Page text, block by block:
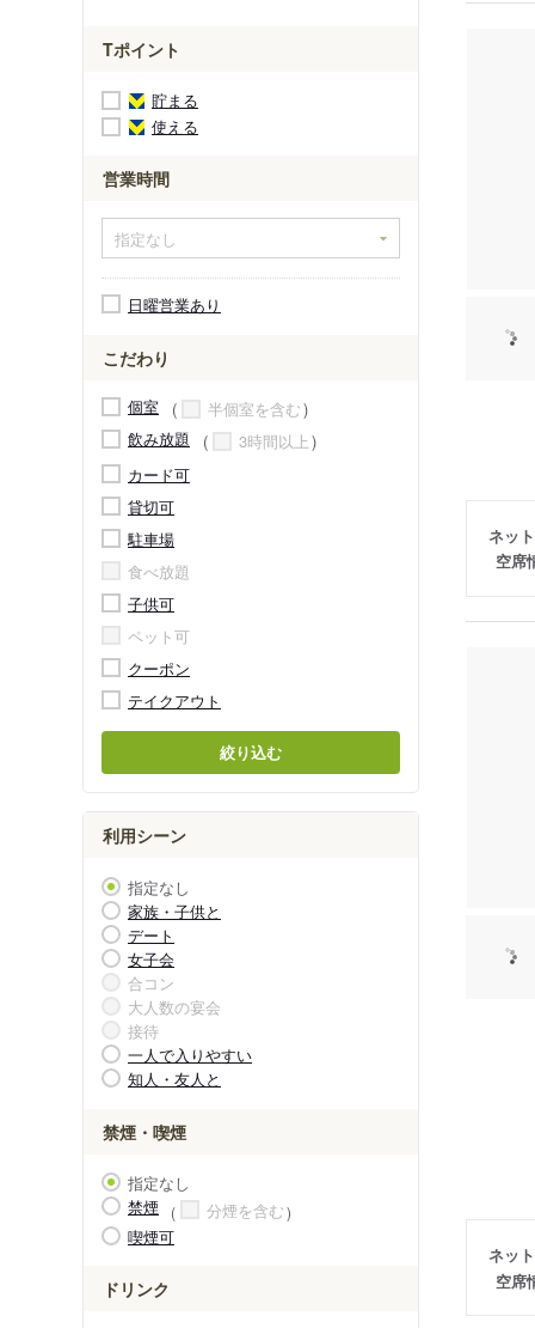
Tポイント
貯まる
使える
営業時間
日曜営業あり
こだわり
個室
半個室を含む
飲み放題
3時間以上
カード可
貸切可
駐車場
食べ放題
子供可
ペット可
クーポン
テイクアウト
絞り込む
利用シーン
指定なし
家族・子供と
デート
女子会
合コン
大人数の宴会
接待
一人で入りやすい
知人・友人と
禁煙・喫煙
指定なし
禁煙
分煙を含む
喫煙可
ドリンク
ネッ
空席
ネッ
空席